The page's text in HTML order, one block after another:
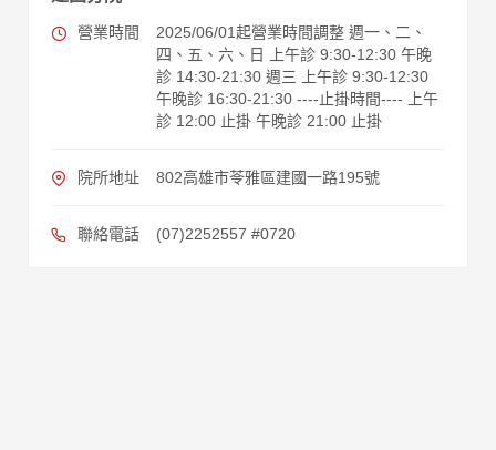
營業時間
2025/06/01起營業時間調整 週一、二、
四、五、六、日 上午診 9:30-12:30 午晚
診 14:30-21:30 週三 上午診 9:30-12:30
午晚診 16:30-21:30 ----止掛時間---- 上午
診 12:00 止掛 午晚診 21:00 止掛
院所地址 802高雄市苓雅區建國一路195號
聯絡電話 (07)2252557 #0720